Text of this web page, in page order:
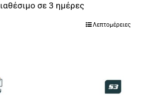
σε 3 ημέρες
Λεπτομέρειες